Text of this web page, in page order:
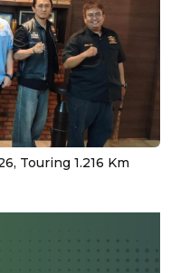
Touring 1.216 Km